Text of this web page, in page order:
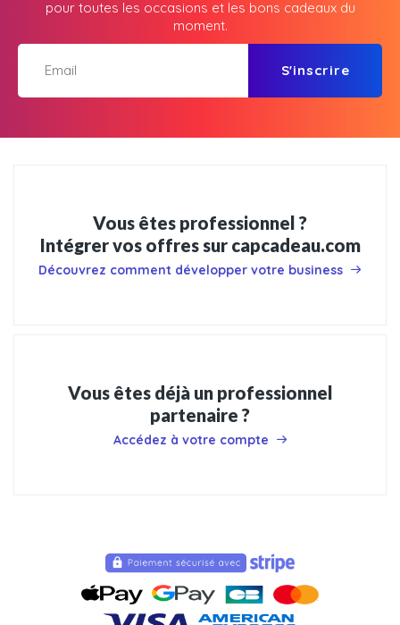
pour toutes les occasions et les bons cadeaux du
moment.
S'inscrire
Vous êtes professionnel ?
Intégrer vos offres sur capcadeau.com
Découvrez comment développer votre business
Vous êtes déjà un professionnel
partenaire ?
Accédez à votre compte